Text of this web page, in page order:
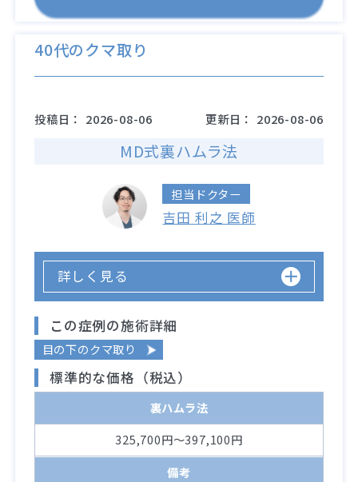
40代のクマ取り
投稿日： 2026-08-06 更新日： 2026-08-06
MD式裏ハムラ法
担当ドクター
吉田 利之 医師
詳しく見る
この症例の施術詳細
目の下のクマ取り
標準的な価格（税込）
裏ハムラ法
325,700円～397,100円
備考